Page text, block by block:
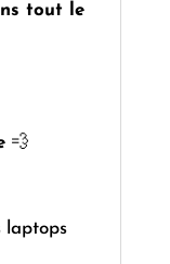
tout le
💨
laptops